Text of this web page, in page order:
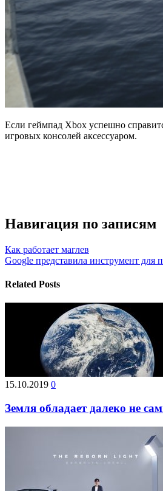
Если геймпад Xbox успешно
игровых консолей аксессуаром.
Навигация по записям
Как работает маглев
Google представила инструмент
Related Posts
15.10.2019 0
Земля обладает далеко не